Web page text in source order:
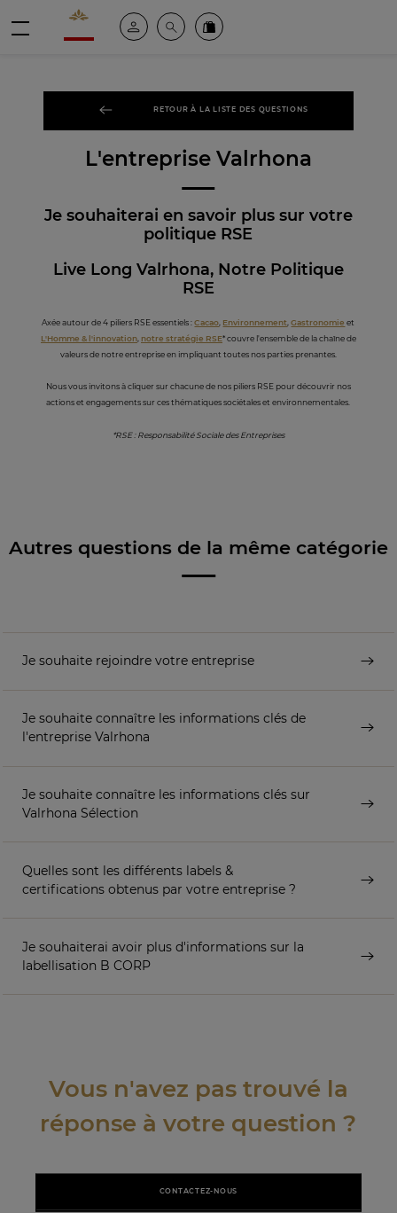
Valrhona - Imaginons le meilleur du chocolat
Espace clientRechercheCommandez en ligne
RETOUR À LA LISTE DES QUESTIONS
L'entreprise Valrhona
Je souhaiterai en savoir plus sur votre
politique RSE
Live Long Valrhona, Notre Politique
RSE
Axée autour de 4 piliers RSE essentiels :Cacao Environnement ,Gastronomie et
L'Homme & l'innovation, notre stratégie RSE* couvre l'ensemble de la chaîne de
valeurs de notre entreprise en impliquant toutes nos parties prenantes.
Nous vous invitons à cliquer sur chacune de nos piliers RSE pour découvrir nos
actions et engagements sur ces thématiques sociétales et environnementales.
*RSE : Responsabilité Sociale des Entreprises
Autres questions de la même catégorie
Je souhaite rejoindre votre entreprise
Je souhaite connaître les informations clés de
l'entreprise Valrhona
Je souhaite connaître les informations clés sur
Valrhona Sélection
Quelles sont les différents labels &
certifications obtenus par votre entreprise ?
Je souhaiterai avoir plus d'informations sur la
labellisation B CORP
Vous n'avez pas trouvé la
réponse à votre question ?
CONTACTEZ-NOUS